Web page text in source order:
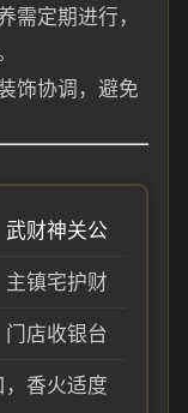
需定期进行，
饰协调，避免
武财神关公
主镇宅护财
店收银台
香火适度